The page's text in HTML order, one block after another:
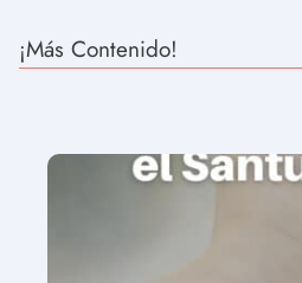
¡Más Contenido!